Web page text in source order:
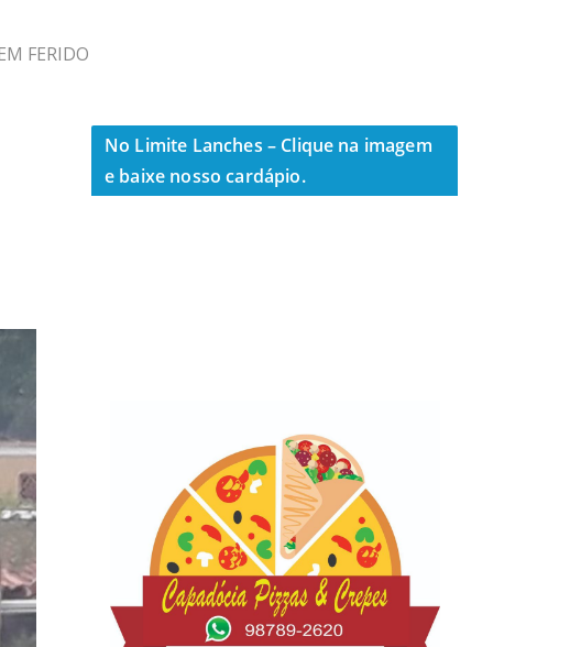
FERIDO
No Limite Lanches – Clique na imagem
e baixe nosso cardápio.